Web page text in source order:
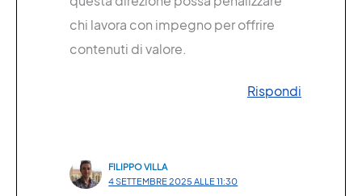
chi lavora con impegno per offrire
contenuti di valore.
Rispondi
FILIPPO VILLA
4 SETTEMBRE 2025 ALLE 11:30